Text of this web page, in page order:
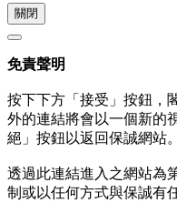
關閉
免責聲明
按下下方「接受」按鈕，
外的連結將會以一個新的
絕」按鈕以返回保誠網站。
透過此連結進入之網站為
制或以任何方式與保誠有